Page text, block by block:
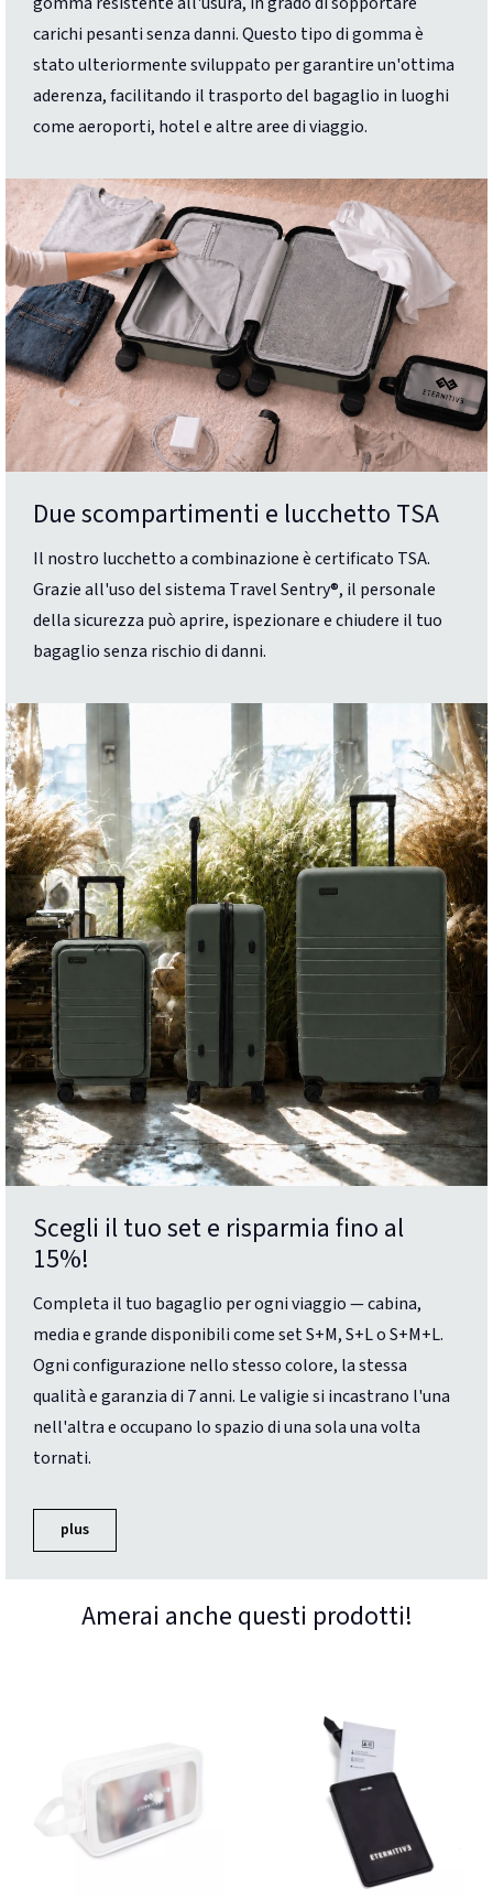
carichi pesanti senza danni. Questo tipo di gomma è
stato ulteriormente sviluppato per garantire un'ottima
aderenza, facilitando il trasporto del bagaglio in luoghi
come aeroporti, hotel e altre aree di viaggio.
Due scompartimenti e lucchetto TSA
Il nostro lucchetto a combinazione è certificato TSA.
Grazie all'uso del sistema Travel Sentry®, il personale
della sicurezza può aprire, ispezionare e chiudere il tuo
bagaglio senza rischio di danni.
Scegli il tuo set e risparmia fino al
15%!
Completa il tuo bagaglio per ogni viaggio — cabina,
media e grande disponibili come set S+M, S+L o S+M+L.
Ogni configurazione nello stesso colore, la stessa
qualità e garanzia di 7 anni. Le valigie si incastrano l'una
nell'altra e occupano lo spazio di una sola una volta
tornati.
plus
Amerai anche questi prodotti!